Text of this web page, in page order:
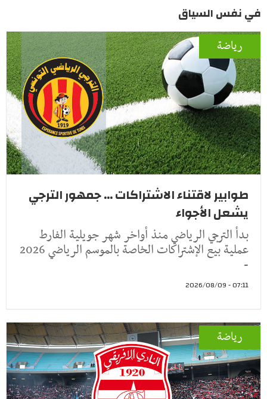
في نفس السياق
رياضة
طوابير لاقتناء الاشتراكات ... جمهور الترجي
يشعل الأجواء
بدأ الترجي الرياضي منذ أواخر شهر جويلية الفارط
عملية بيع الإشتراكات الخاصة بالموسم الرياضي 2026
-
07:11 - 2026/08/09
رياضة